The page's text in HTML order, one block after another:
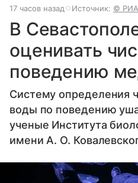
17 часов назад Источник: © РИА
В
оценивать
поведению
Систему определения
воды по поведению
ученые Института
имени А. О.